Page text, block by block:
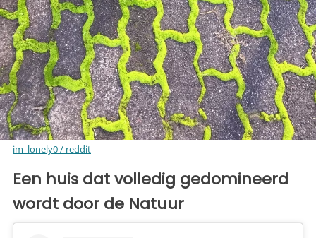
im_lonely0 / reddit
Een huis dat volledig gedomineerd
wordt door de Natuur